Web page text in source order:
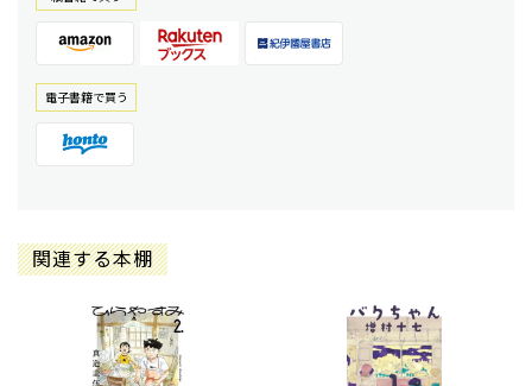
電⼦書籍で買う
関連する本棚